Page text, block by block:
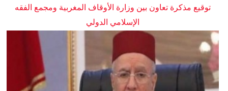
توقيع مذكرة تعاون بين وزارة الأوقاف المغربية ومجمع الفقه
الإسلامي الدولي